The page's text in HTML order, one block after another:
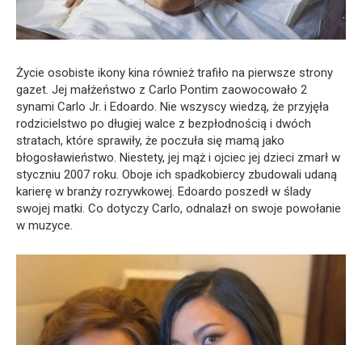
Życie osobiste ikony kina również trafiło na pierwsze strony
gazet. Jej małżeństwo z Carlo Pontim zaowocowało 2
synami Carlo Jr. i Edoardo. Nie wszyscy wiedzą, że przyjęła
rodzicielstwo po długiej walce z bezpłodnością i dwóch
stratach, które sprawiły, że poczuła się mamą jako
błogosławieństwo. Niestety, jej mąż i ojciec jej dzieci zmarł w
styczniu 2007 roku. Oboje ich spadkobiercy zbudowali udaną
karierę w branży rozrywkowej. Edoardo poszedł w ślady
swojej matki. Co dotyczy Carlo, odnalazł on swoje powołanie
w muzyce.